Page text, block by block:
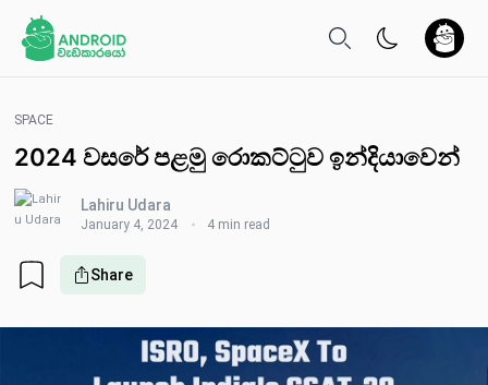
SPACE
2024 වසරේ පළමු රොකට්ටුව ඉන්දියාවෙන්
Lahiru Udara
January 4, 2024 4 min read
Share